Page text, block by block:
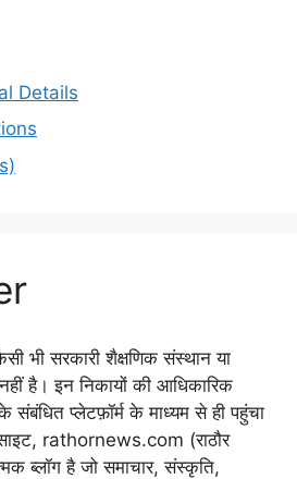
Details
भी सरकारी शैक्षणिक संस्थान या
है। इन निकायों की आधिकारिक
प्लेटफ़ॉर्म के माध्यम से ही पहुंचा
rathornews.com (राठौर
ब्लॉग है जो समाचार, संस्कृति,